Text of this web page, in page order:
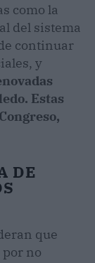
como la
del sistema
continuar
y
Estas
DE
que
por no